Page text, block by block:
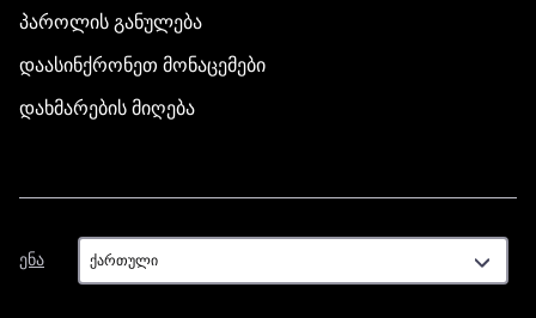
პაროლის განულება
დაასინქრონეთ მონაცემები
დახმარების მიღება
ენა
ენა